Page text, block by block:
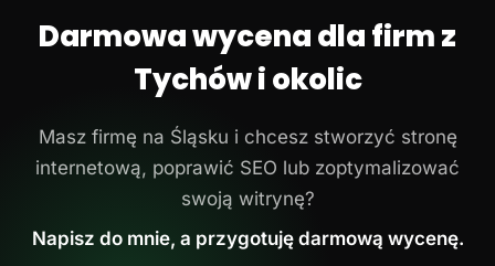
Darmowa wycena dla firm z
Tychów i okolic
Masz firmę na Śląsku i chcesz stworzyć stronę
internetową, poprawić SEO lub zoptymalizować
swoją witrynę?
Napisz do mnie, a przygotuję darmową wycenę.